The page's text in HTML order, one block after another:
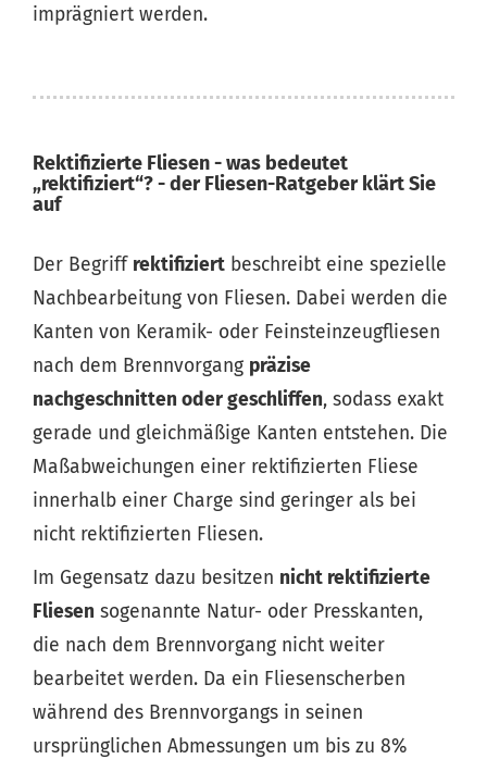
imprägniert werden.
Rektifizierte Fliesen - was bedeutet
„rektifiziert“? - der Fliesen-Ratgeber klärt Sie
auf
Der Begriff rektifiziert beschreibt eine spezielle
Nachbearbeitung von Fliesen. Dabei werden die
Kanten von Keramik- oder Feinsteinzeugfliesen
nach dem Brennvorgang präzise
nachgeschnitten oder geschliffen, sodass exakt
gerade und gleichmäßige Kanten entstehen. Die
Maßabweichungen einer rektifizierten Fliese
innerhalb einer Charge sind geringer als bei
nicht rektifizierten Fliesen.
Im Gegensatz dazu besitzen nicht rektifizierte
Fliesen sogenannte Natur- oder Presskanten,
die nach dem Brennvorgang nicht weiter
bearbeitet werden. Da ein Fliesenscherben
während des Brennvorgangs in seinen
ursprünglichen Abmessungen um bis zu 8%